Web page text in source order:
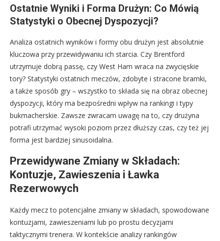
Ostatnie Wyniki i Forma Drużyn: Co Mówią
Statystyki o Obecnej Dyspozycji?
Analiza ostatnich wyników i formy obu drużyn jest absolutnie
kluczowa przy przewidywaniu ich starcia. Czy Brentford
utrzymuje dobrą passę, czy West Ham wraca na zwycięskie
tory? Statystyki ostatnich meczów, zdobyte i stracone bramki,
a także sposób gry – wszystko to składa się na obraz obecnej
dyspozycji, który ma bezpośredni wpływ na rankingi i typy
bukmacherskie. Zawsze zwracam uwagę na to, czy drużyna
potrafi utrzymać wysoki poziom przez dłuższy czas, czy też jej
forma jest bardziej sinusoidalna.
Przewidywane Zmiany w Składach:
Kontuzje, Zawieszenia i Ławka
Rezerwowych
Każdy mecz to potencjalne zmiany w składach, spowodowane
kontuzjami, zawieszeniami lub po prostu decyzjami
taktycznymi trenera. W kontekście analizy rankingów